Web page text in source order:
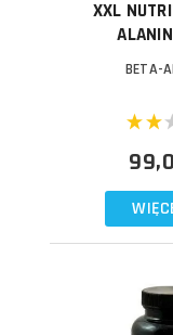
XXL
BETA-